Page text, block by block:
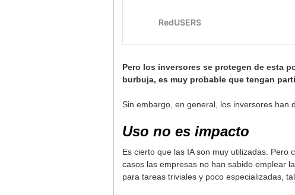
Pero los inversores se protegen de esta
burbuja, es muy probable que tengan
Sin embargo, en general, los inversores han
Uso no es impacto
Es cierto que las IA son muy utilizadas.
casos las empresas no han sabido emplear
para tareas triviales y poco especializadas,